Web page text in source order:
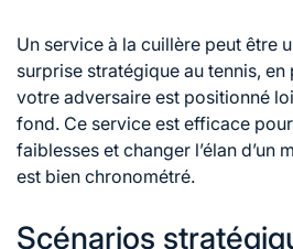
Un service à la cuillère peut être
surprise stratégique au tennis,
votre adversaire est positionné
fond. Ce service est efficace
faiblesses et changer l’élan d’un
est bien chronométré.
Scénarios